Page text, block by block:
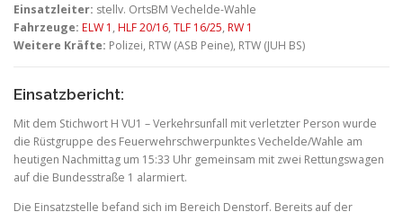
Einsatzleiter: stellv. OrtsBM Vechelde-Wahle
Fahrzeuge: ELW 1 , HLF 20/16, TLF 16/25, RW 1
Weitere Kräfte: Polizei, RTW (ASB Peine), RTW (JUH BS)
Einsatzbericht:
Mit dem Stichwort H VU1 – Verkehrsunfall mit verletzter Person wurde
die Rüstgruppe des Feuerwehrschwerpunktes Vechelde/Wahle am
heutigen Nachmittag um 15:33 Uhr gemeinsam mit zwei Rettungswagen
auf die Bundesstraße 1 alarmiert.
Die Einsatzstelle befand sich im Bereich Denstorf. Bereits auf der